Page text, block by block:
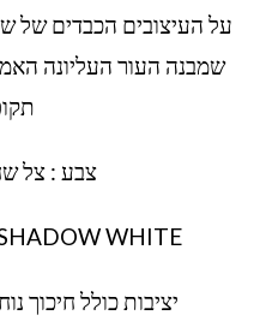
שמבנה העור העליונה
צבע : צל
WHITE
יציבות כולל חיכוך